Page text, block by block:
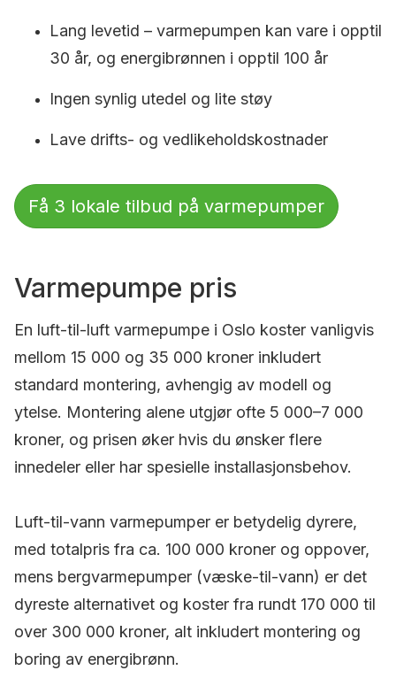
Lang levetid – varmepumpen kan vare i opptil
30 år, og energibrønnen i opptil 100 år
Ingen synlig utedel og lite støy
Lave drifts- og vedlikeholdskostnader
Få 3 lokale tilbud på varmepumper
Varmepumpe pris
En luft-til-luft varmepumpe i Oslo koster vanligvis
mellom 15 000 og 35 000 kroner inkludert
standard montering, avhengig av modell og
ytelse. Montering alene utgjør ofte 5 000–7 000
kroner, og prisen øker hvis du ønsker flere
innedeler eller har spesielle installasjonsbehov.
Luft-til-vann varmepumper er betydelig dyrere,
med totalpris fra ca. 100 000 kroner og oppover,
mens bergvarmepumper (væske-til-vann) er det
dyreste alternativet og koster fra rundt 170 000 til
over 300 000 kroner, alt inkludert montering og
boring av energibrønn.